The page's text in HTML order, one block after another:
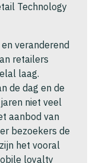
Technology
veranderend
retailers
laag.
de dag en de
niet veel
aanbod van
bezoekers de
het vooral
loyalty